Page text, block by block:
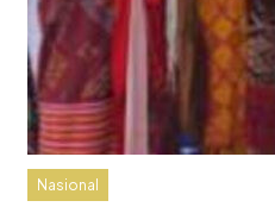
Nasional